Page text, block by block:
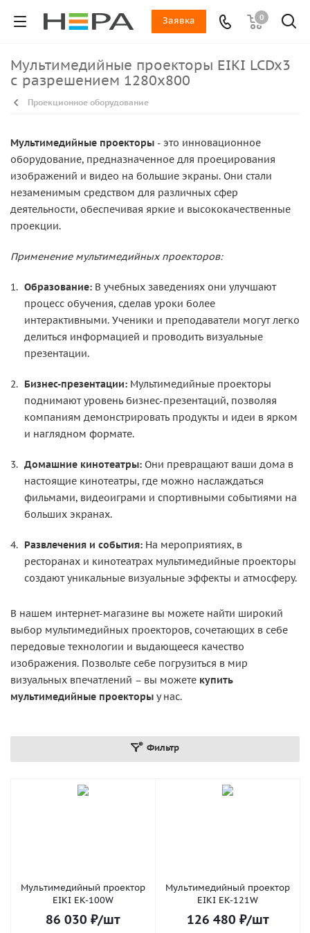
0
Заявка
Мультимедийные проекторы EIKI LCDx3
с разрешением 1280x800
Проекционное оборудование
Мультимедийные проекторы - это инновационное
оборудование, предназначенное для проецирования
изображений и видео на большие экраны. Они стали
незаменимым средством для различных сфер
деятельности, обеспечивая яркие и высококачественные
проекции.
Применение мультимедийных проекторов:
Образование: В учебных заведениях они улучшают
процесс обучения, сделав уроки более
интерактивными. Ученики и преподаватели могут легко
делиться информацией и проводить визуальные
презентации.
Бизнес-презентации: Мультимедийные проекторы
поднимают уровень бизнес-презентаций, позволяя
компаниям демонстрировать продукты и идеи в ярком
и наглядном формате.
Домашние кинотеатры: Они превращают ваши дома в
настоящие кинотеатры, где можно наслаждаться
фильмами, видеоиграми и спортивными событиями на
больших экранах.
Развлечения и события: На мероприятиях, в
ресторанах и кинотеатрах мультимедийные проекторы
создают уникальные визуальные эффекты и атмосферу.
В нашем интернет-магазине вы можете найти широкий
выбор мультимедийных проекторов, сочетающих в себе
передовые технологии и выдающееся качество
изображения. Позвольте себе погрузиться в мир
визуальных впечатлений – вы можете купить
мультимедийные проекторы у нас.
Фильтр
Мультимедийный проектор
EIKI EK-100W
86 030 ₽/шт
Мультимедийный проектор
EIKI EK-121W
126 480 ₽/шт